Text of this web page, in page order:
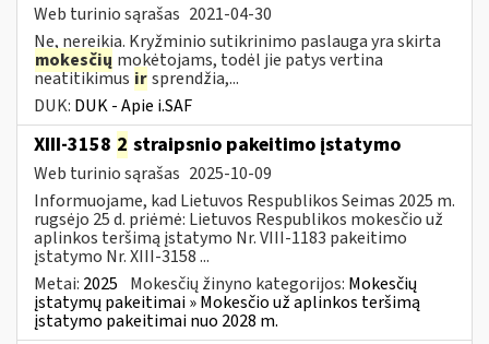
Web turinio sąrašas 2021-04-30
Ne, nereikia. Kryžminio sutikrinimo paslauga yra skirta
mokesčių mokėtojams, todėl jie patys vertina
neatitikimus irsprendžia,...
DUK: DUK - Apie i.SAF
XIII-3158 2 straipsnio pakeitimo įstatymo
Web turinio sąrašas 2025-10-09
Informuojame, kad Lietuvos Respublikos Seimas 2025 m.
rugsėjo 25 d. priėmė: Lietuvos Respublikos mokesčio už
aplinkos teršimą įstatymo Nr. VIII-1183 pakeitimo
įstatymo Nr. XIII-3158 ...
Metai: 2025 Mokesčių žinyno kategorijos: Mokesčių
įstatymų pakeitimai » Mokesčio už aplinkos teršimą
įstatymo pakeitimai nuo 2028 m.